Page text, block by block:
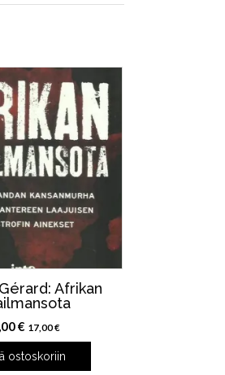
Afrikan
€ 17,00€
ostoskoriin